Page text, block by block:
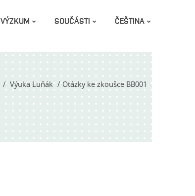
VÝZKUM SOUČÁSTI ČEŠTINA
Výuka Luňák Otázky ke zkoušce BB001